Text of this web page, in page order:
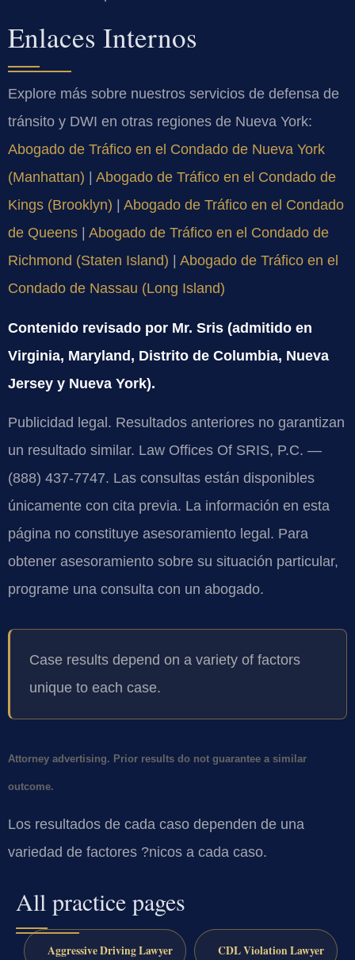
Enlaces Internos
Explore más sobre nuestros servicios de defensa de
tránsito y DWI en otras regiones de Nueva York:
Abogado de Tráfico en el Condado de Nueva York
(Manhattan)
Abogado de Tráfico en el Condado de
Kings (Brooklyn)
Abogado de Tráfico en el Condado
de Queens
Abogado de Tráfico en el Condado de
Richmond (Staten Island)
Abogado de Tráfico en el
Condado de Nassau (Long Island)
Contenido revisado por Mr. Sris (admitido en
Virginia, Maryland, Distrito de Columbia, Nueva
Jersey y Nueva York).
Publicidad legal. Resultados anteriores no garantizan
un resultado similar. Law Offices Of SRIS, P.C. —
(888) 437-7747. Las consultas están disponibles
únicamente con cita previa. La información en esta
página no constituye asesoramiento legal. Para
obtener asesoramiento sobre su situación particular,
programe una consulta con un abogado.
Case results depend on a variety of factors
unique to each case.
Attorney advertising. Prior results do not guarantee a similar
outcome.
Los resultados de cada caso dependen de una
variedad de factores ?nicos a cada caso.
All practice pages
Aggressive Driving Lawyer CDL Violation Lawyer